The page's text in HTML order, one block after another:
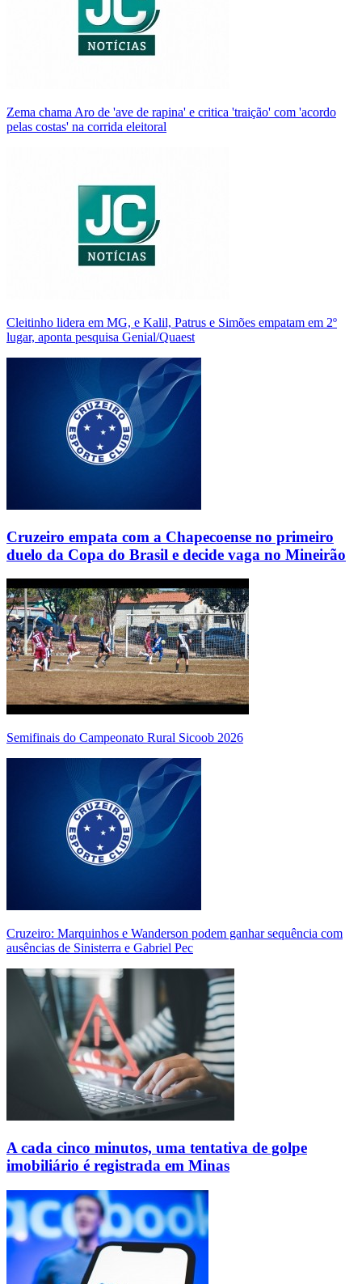
Zema chama Aro de 'ave de rapina' e critica 'traição' com 'acordo
pelas costas' na corrida eleitoral
Cleitinho lidera em MG, e Kalil, Patrus e Simões empatam em 2º
lugar, aponta pesquisa Genial/Quaest
Cruzeiro empata com a Chapecoense no primeiro
duelo da Copa do Brasil e decide vaga no Mineirão
Semifinais do Campeonato Rural Sicoob 2026
Cruzeiro: Marquinhos e Wanderson podem ganhar sequência com
ausências de Sinisterra e Gabriel Pec
A cada cinco minutos, uma tentativa de golpe
imobiliário é registrada em Minas